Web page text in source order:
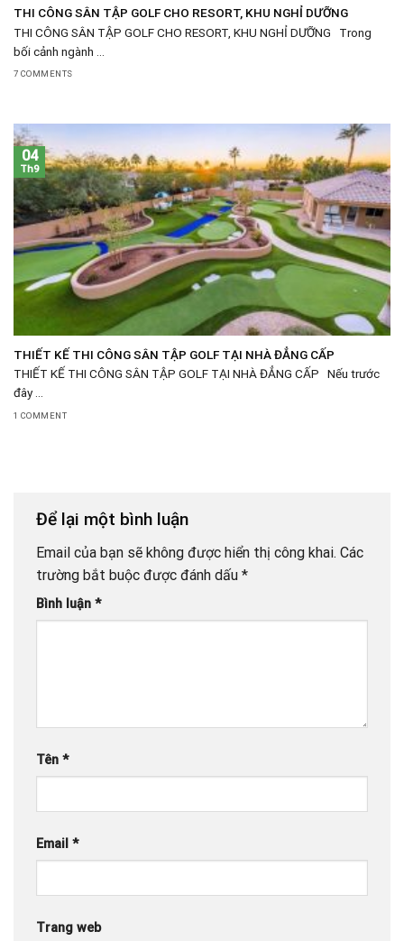
THI CÔNG SÂN TẬP GOLF CHO RESORT, KHU NGHỈ DƯỠNG
THI CÔNG SÂN TẬP GOLF CHO RESORT, KHU NGHỈ DƯỠNG Trong
bối cảnh ngành ...
7 COMMENTS
THIẾT KẾ THI CÔNG SÂN TẬP GOLF TẠI NHÀ ĐẲNG CẤP
THIẾT KẾ THI CÔNG SÂN TẬP GOLF TẠI NHÀ ĐẲNG CẤP Nếu trước
đây ...
1 COMMENT
04
Th9
Để lại một bình luận
Email của bạn sẽ không được hiển thị công khai. Các
trường bắt buộc được đánh dấu *
Bình luận *
Tên *
Email *
Trang web